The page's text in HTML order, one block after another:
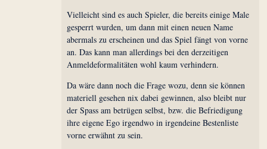
Vielleicht sind es auch Spieler, die bereits einige Male
gesperrt wurden, um dann mit einen neuen Name
abermals zu erscheinen und das Spiel fängt von vorne
an. Das kann man allerdings bei den derzeitigen
Anmeldeformalitäten wohl kaum verhindern.
Da wäre dann noch die Frage wozu, denn sie können
materiell gesehen nix dabei gewinnen, also bleibt nur
der Spass am betrügen selbst, bzw. die Befriedigung
ihre eigene Ego irgendwo in irgendeine Bestenliste
vorne erwähnt zu sein.